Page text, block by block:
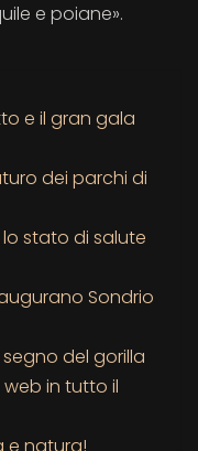
e poiane».
e il gran gala
dei parchi di
stato di salute
Sondrio
del gorilla
web in tutto il